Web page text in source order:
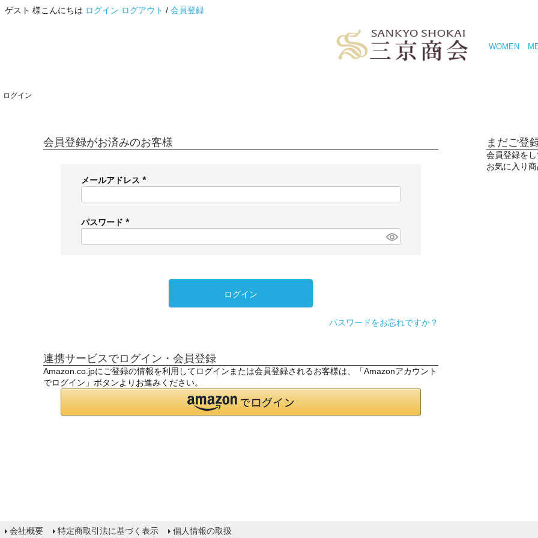
ゲスト 様こんにちは ログイン ログアウト / 会員登録
WOMEN
ログイン
会員登録がお済みのお客様
メールアドレス
必
)
パスワード
必
ログイン
パスワードをお忘れですか？
連携サービスでログイン・会員登録
Amazon.co.jpにご登録の情報を利用してログインまたは会員登録されるお客様は、「Amazonアカウント
でログイン」ボタンよりお進みください。
まだご登
会員登録を
お気に入り
会社概要 特定商取引法に基づく表示 個人情報の取扱